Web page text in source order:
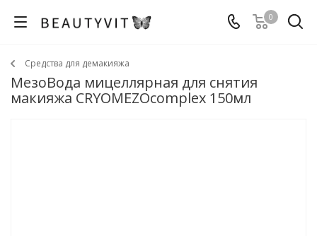
0
Средства для демакияжа
МезоВода мицеллярная для снятия
макияжа CRYOMEZOcomplex 150мл